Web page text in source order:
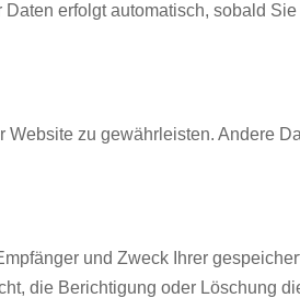
erfolgt automatisch, sobald Sie
Website zu gewährleisten. Andere
und Zweck Ihrer
die Berichtigung oder Löschung